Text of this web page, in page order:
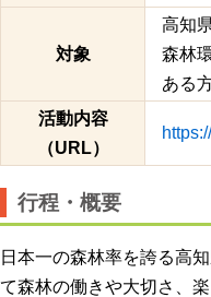
対象
高知
森林
ある
活動内容
（URL）
行程・概要
日本一の森林率を誇る高
て森林の働きや大切さ、